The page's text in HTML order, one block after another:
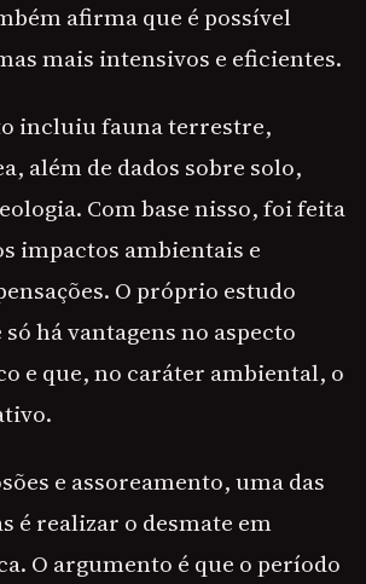
afirma que é possível
mais intensivos e eficientes.
incluiu fauna terrestre,
além de dados sobre solo,
Com base nisso, foi feita
impactos ambientais e
O próprio estudo
há vantagens no aspecto
e que, no caráter ambiental, o
e assoreamento, uma das
é realizar o desmate em
O argumento é que o período